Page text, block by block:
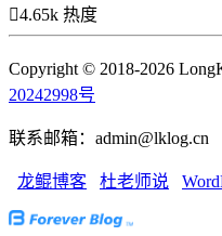
4.65k 热度
Copyright © 2018-2026
20242998号
联系邮箱：admin@lklog.cn
龙鲲博客 杜老师说